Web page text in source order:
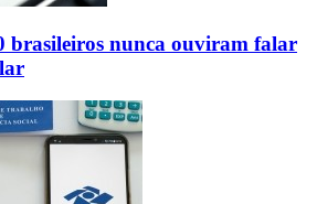
brasileiros nunca ouviram falar